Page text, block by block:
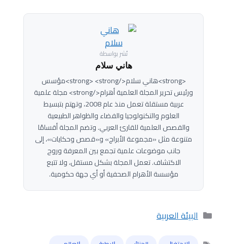
نُشر بواسطة
هاني سلام
<strong>هاني سلام</strong> <strong>مؤسس
ورئيس تحرير المجلة العلمية أهرام</strong> مجلة علمية
عربية مستقلة تعمل منذ عام 2008، وتهتم بتبسيط
العلوم والتكنولوجيا والفضاء والظواهر الطبيعية
والقصص العلمية للقارئ العربي. وتضم المجلة أقسامًا
متنوعة مثل «مجموعة الأبراج» و«قصص وحكايات»، إلى
جانب موضوعات علمية تجمع بين المعرفة وروح
الاكتشاف. تعمل المجلة بشكل مستقل، ولا تتبع
مؤسسة الأهرام الصحفية أو أي جهة حكومية.
التصنيفات
البيئة العربية